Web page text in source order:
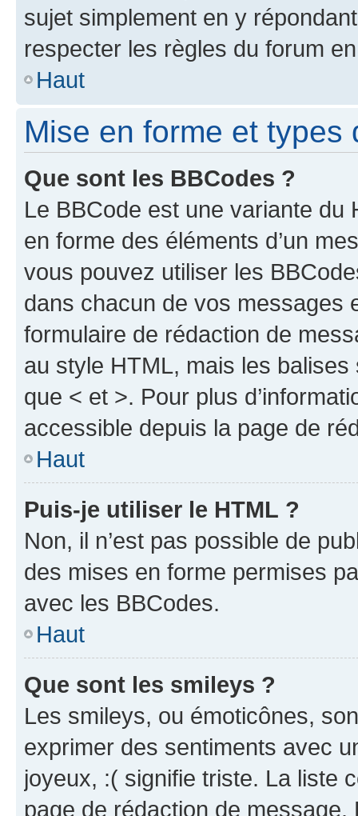
sujet simplement en y
respecter les règles du forum
Haut
Mise en forme et types
Que sont les BBCodes ?
Le BBCode est une variante du
en forme des éléments d’un
vous pouvez utiliser les
dans chacun de vos messages
formulaire de rédaction de
au style HTML, mais les
que < et >. Pour plus
accessible depuis la page de
Haut
Puis-je utiliser le HTML ?
Non, il n’est pas possible de
des mises en forme permises
avec les BBCodes.
Haut
Que sont les smileys ?
Les smileys, ou émoticônes,
exprimer des sentiments avec
joyeux, :( signifie triste. La liste
page de rédaction de